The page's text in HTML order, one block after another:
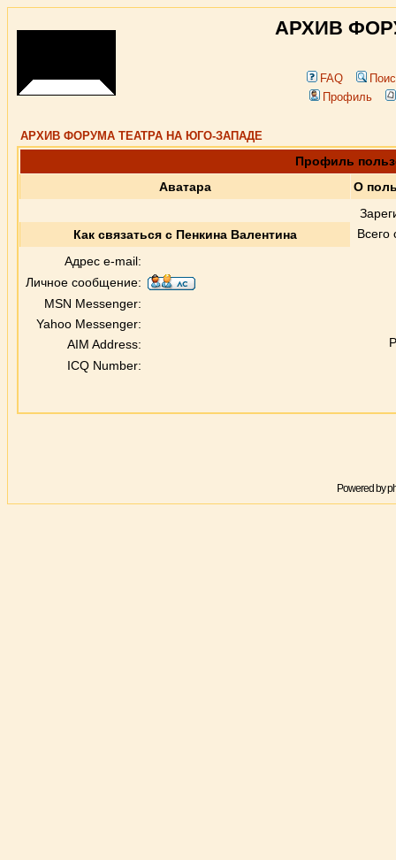
АРХИВ
FAQ
Профиль
АРХИВ ФОРУМА ТЕАТРА НА ЮГО-ЗАПАДЕ
Профиль
Аватара
О
Как связаться с Пенкина Валентина
Адрес e-mail:
Личное сообщение:
MSN Messenger:
Yahoo Messenger:
AIM Address:
ICQ Number:
Powered by